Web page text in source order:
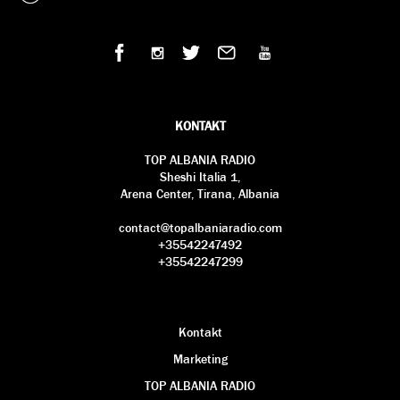
KONTAKT
TOP ALBANIA RADIO
Sheshi Italia 1,
Arena Center, Tirana, Albania
contact@topalbaniaradio.com
+35542247492
+35542247299
Kontakt
Marketing
TOP ALBANIA RADIO